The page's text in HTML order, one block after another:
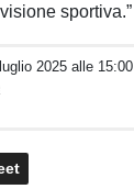
sportiva.”
2025 alle 15:00